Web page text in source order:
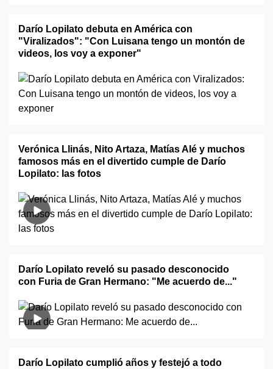
Darío Lopilato debuta en América con
"Viralizados": "Con Luisana tengo un montón de
videos, los voy a exponer"
Verónica Llinás, Nito Artaza, Matías Alé y muchos
famosos más en el divertido cumple de Darío
Lopilato: las fotos
Darío Lopilato reveló su pasado desconocido
con Furia de Gran Hermano: "Me acuerdo de..."
Darío Lopilato cumplió años y festejó a todo